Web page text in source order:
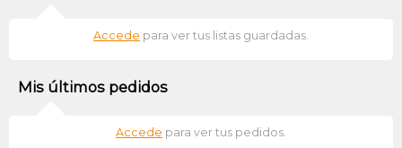
Accede para ver tus listas guardadas.
Mis últimos pedidos
Accede para ver tus pedidos.